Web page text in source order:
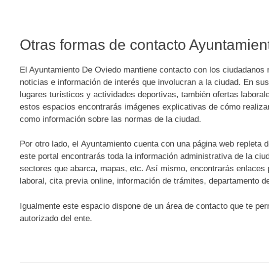
Otras formas de contacto
El Ayuntamiento De Oviedo mantiene contacto con los
noticias e información de interés que involucran a la ciudad. En
lugares turísticos y actividades deportivas, también ofertas
estos espacios encontrarás imágenes explicativas de cómo
como información sobre las normas de la ciudad.
Por otro lado, el Ayuntamiento cuenta con una página web
este portal encontrarás toda la información administrativa de la
sectores que abarca, mapas, etc. Así mismo, encontrarás
laboral, cita previa online, información de trámites, departamento
Igualmente este espacio dispone de un área de contacto que te
autorizado del ente.